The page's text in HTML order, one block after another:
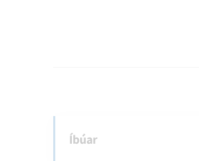
Íbúar